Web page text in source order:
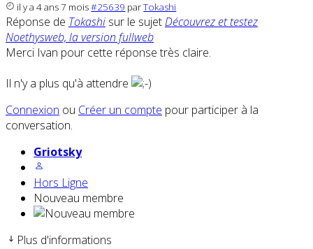
il y a 4 ans 7 mois#25639 parTokashi
Réponse de Tokashi sur le sujetDécouvrez et testez
Noethysweb, la version fullweb
Merci Ivan pour cette réponse très claire.
Il n'y a plus qu'à attendre
Connexion ou Créer un compte pour participer à la
conversation.
Griotsky
Hors Ligne
Nouveau membre
Plus d'informations